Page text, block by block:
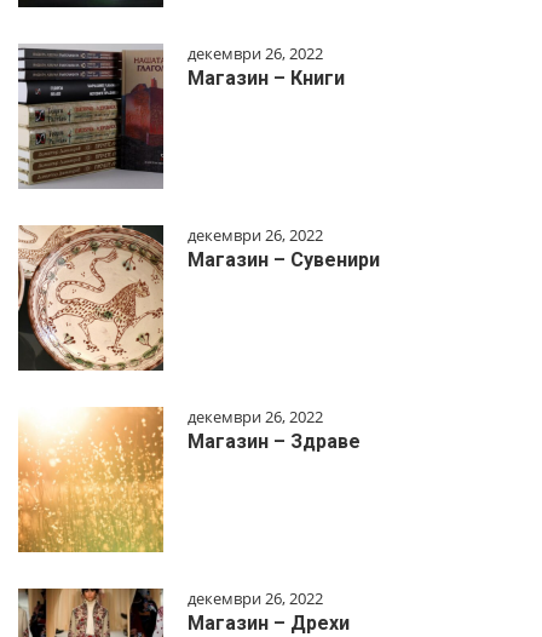
декември 26, 2022
Магазин – Книги
декември 26, 2022
Магазин – Сувенири
декември 26, 2022
Магазин – Здраве
декември 26, 2022
Магазин – Дрехи